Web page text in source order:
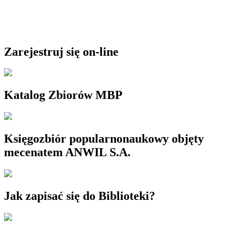
Zarejestruj się on-line
Katalog Zbiorów MBP
Księgozbiór popularnonaukowy objęty
mecenatem ANWIL S.A.
Jak zapisać się do Biblioteki?